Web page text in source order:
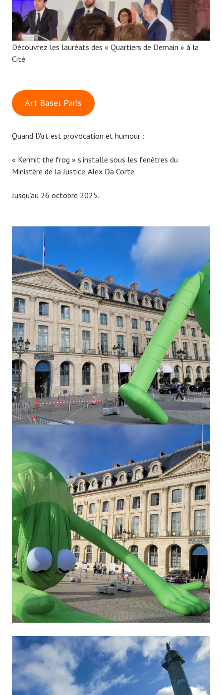
Découvrez les lauréats des « Quartiers de Demain » à la
Cité
Art Basel Paris
Quand l’Art est provocation et humour :
« Kermit the frog » s’installe sous les fenêtres du
Ministère de la Justice. Alex Da Corte.
Jusqu’au 26 octobre 2025.